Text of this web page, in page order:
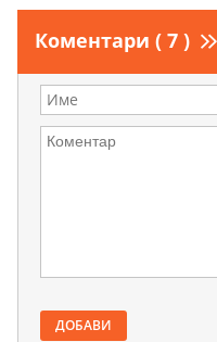
Коментари ( 7 )
ДОБАВИ